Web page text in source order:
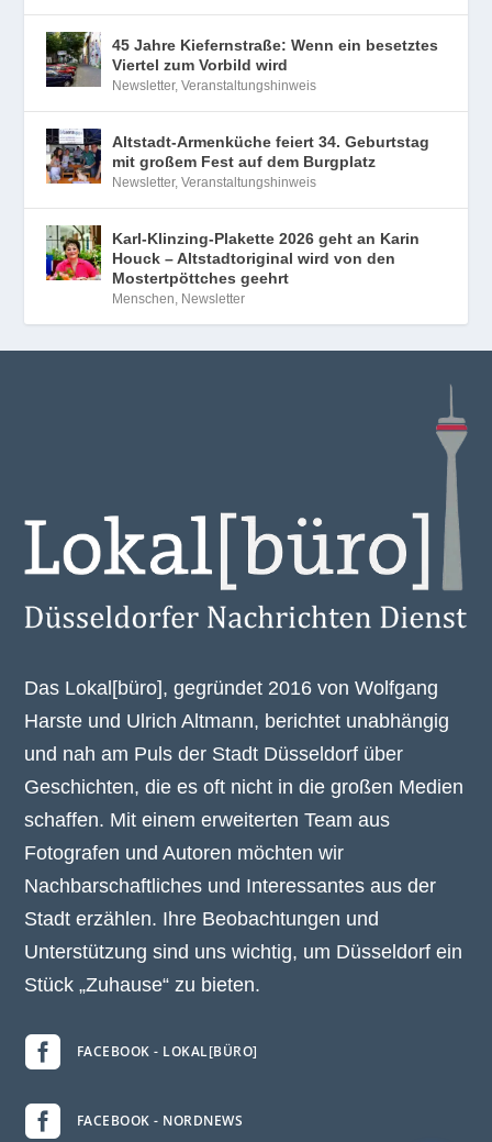
45 Jahre Kiefernstraße: Wenn ein besetztes
Viertel zum Vorbild wird
Newsletter,Veranstaltungshinweis
Altstadt-Armenküche feiert 34. Geburtstag
mit großem Fest auf dem Burgplatz
Newsletter,Veranstaltungshinweis
Karl-Klinzing-Plakette 2026 geht an Karin
Houck – Altstadtoriginal wird von den
Mostertpöttches geehrt
Menschen, Newsletter
Das Lokal[büro], gegründet 2016 von Wolfgang
Harste und Ulrich Altmann, berichtet unabhängig
und nah am Puls der Stadt Düsseldorf über
Geschichten, die es oft nicht in die großen Medien
schaffen. Mit einem erweiterten Team aus
Fotografen und Autoren möchten wir
Nachbarschaftliches und Interessantes aus der
Stadt erzählen. Ihre Beobachtungen und
Unterstützung sind uns wichtig, um Düsseldorf ein
Stück „Zuhause“ zu bieten.
 FACEBOOK - LOKAL[BÜRO]
 FACEBOOK - NORDNEWS